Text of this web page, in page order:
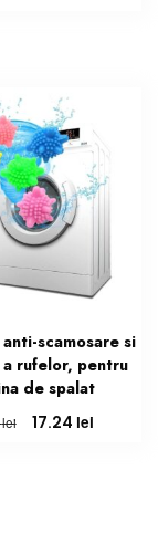
scamosare si
a rufelor, pentru
de spalat
lei
Prețul
17.24 leiPrețul